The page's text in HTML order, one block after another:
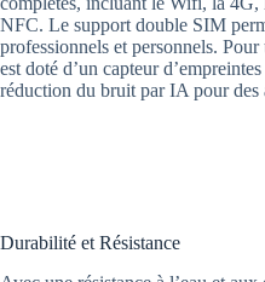
NFC. Le support double SIM
professionnels et personnels.
est doté d’un capteur
réduction du bruit par IA pour des
Durabilité et Résistance